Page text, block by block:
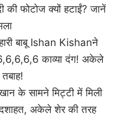
की फोटोज क्यों हटाईं? जानें
बाबू Ishan Kishanने
काव्या दंग! अकेले
के सामने मिट्टी में मिली
अकेले शेर की तरह